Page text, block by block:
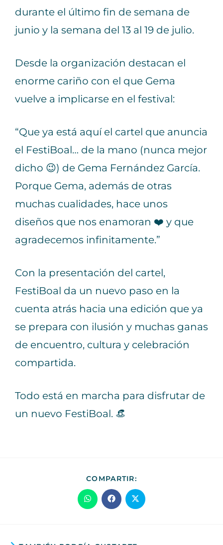
durante el último fin de semana de
junio y la semana del 13 al 19 de julio.
Desde la organización destacan el
enorme cariño con el que Gema
vuelve a implicarse en el festival:
“Que ya está aquí el cartel que anuncia
el FestiBoal… de la mano (nunca mejor
dicho 😉) de Gema Fernández García.
Porque Gema, además de otras
muchas cualidades, hace unos
diseños que nos enamoran ❤️ y que
agradecemos infinitamente.”
Con la presentación del cartel,
FestiBoal da un nuevo paso en la
cuenta atrás hacia una edición que ya
se prepara con ilusión y muchas ganas
de encuentro, cultura y celebración
compartida.
Todo está en marcha para disfrutar de
un nuevo FestiBoal. 👒
COMPARTIR: